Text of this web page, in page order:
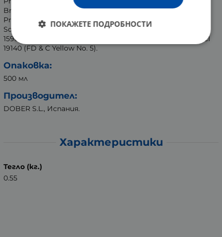
Bromo-2-Nitropropane-1,3-Diol, Laureth-2, Sodium Sulfate,
Prunus Amygdalus Dulcis (Sweet Almond) Oil, Citric Acid,
Sodium Chloride, Coumarin, Limonene, Hexyl Cinnamal, CI
15985 (FD & C Yellow No. 6), CI 16035 (FD & C Red No. 40), CI
19140 (FD & C Yellow No. 5).
Опаковка:
500 мл
Производител:
DOBER S.L., Испания.
Характеристики
Тегло (кг.)
0.55
ПОКАЖЕТЕ ПОДРОБНОСТИ